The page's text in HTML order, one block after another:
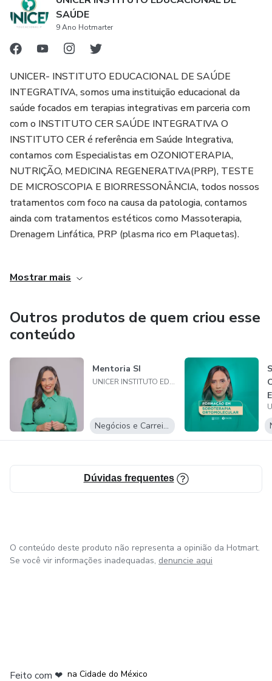
SAÚDE
9 Ano Hotmarter
UNICER- INSTITUTO EDUCACIONAL DE SAÚDE
INTEGRATIVA, somos uma instituição educacional da
saúde focados em terapias integrativas em parceria com
com o INSTITUTO CER SAÚDE INTEGRATIVA O
INSTITUTO CER é referência em Saúde Integrativa,
contamos com Especialistas em OZONIOTERAPIA,
NUTRIÇÃO, MEDICINA REGENERATIVA(PRP), TESTE
DE MICROSCOPIA E BIORRESSONÂNCIA, todos nossos
tratamentos com foco na causa da patologia, contamos
ainda com tratamentos estéticos como Massoterapia,
Drenagem Linfática, PRP (plasma rico em Plaquetas).
mistura dos gases oxigênio puro e ozônio medicinal. O gás
analgésica, é altamente capaz de tratar células doentes e
restaurar tecidos danificados, matar bactérias, fungos e
vírus, melhorar processos inflamatórios, circulatórios, aliviar
a dor. Combate infecções, inflamações, úlceras, dores
articulares, doenças crônicas e doenças autoimunes como:
Diabetes 1, Hepatite Autoimune, Esclerose Múltipla,
Psoríase, Doença Celíaca, Artrite, Artrose, Doenças
dermatológicas como: dermatites , hepatites,
queimaduras, feridas dentre outros.
Mostrar mais
Outros produtos de quem criou esse
conteúdo
Mentoria SI
UNICER INSTITUTO EDUCACIONAL DE SAÚDE
Negócios e Carreira
Dúvidas frequentes
O conteúdo deste produto não representa a opinião da Hotmart.
Se você vir informações inadequadas, denuncie aqui
Feito com ❤ na Cidade do México